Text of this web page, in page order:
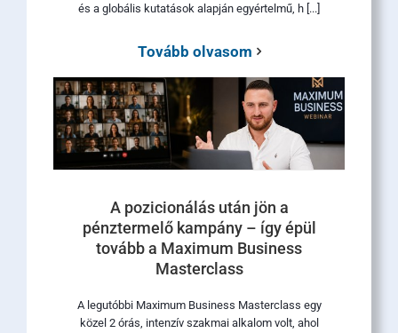
és a globális kutatások alapján egyértelmű, h [...]
Tovább olvasom
A pozicionálás után jön a
pénztermelő kampány – így épül
tovább a Maximum Business
Masterclass
A legutóbbi Maximum Business Masterclass egy
közel 2 órás, intenzív szakmai alkalom volt, ahol